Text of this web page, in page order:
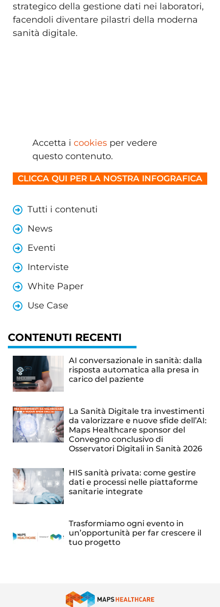
strategico della gestione dati nei laboratori,
facendoli diventare pilastri della moderna
sanità digitale.
Accetta i cookies per vedere
questo contenuto.
CLICCA QUI PER LA NOSTRA INFOGRAFICA
Tutti i contenuti
News
Eventi
Interviste
White Paper
Use Case
CONTENUTI RECENTI
AI conversazionale in sanità: dalla
risposta automatica alla presa in
carico del paziente
La Sanità Digitale tra investimenti
da valorizzare e nuove sfide dell’AI:
Maps Healthcare sponsor del
Convegno conclusivo di
Osservatori Digitali in Sanità 2026
HIS sanità privata: come gestire
dati e processi nelle piattaforme
sanitarie integrate
Trasformiamo ogni evento in
un’opportunità per far crescere il
tuo progetto